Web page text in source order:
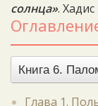
солнца».
Книга 6.
Глава 1.